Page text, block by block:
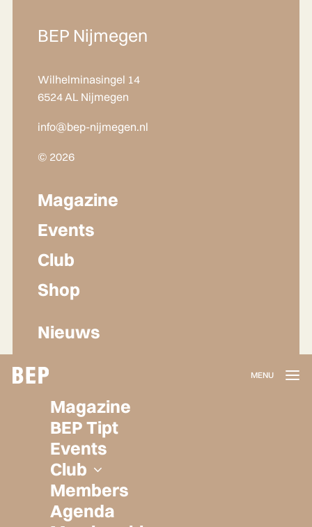
Magazine
BEP Tipt
Events
Club
Members
Agenda
BEP Nijmegen
Wilhelminasingel 14
6524 AL Nijmegen
info@bep-nijmegen.nl
© 2026
Magazine
Events
Club
Shop
Nieuws
Lidmaatschap
Herroepen
Privacy policy
Algemene voorwaarden